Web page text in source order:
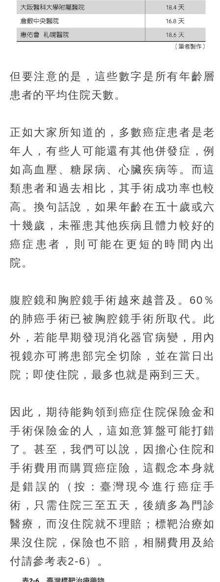
但要注意的是，這些數字是所有年齡層
患者的平均住院天數。
正如大家所知道的，多數癌症患者是老
年人，有些人可能還有其他併發症，例
如高血壓、糖尿病、心臟疾病等。而這
類患者和過去相比，其手術成功率也較
高。換句話說，如果年齡在五十歲或六
十幾歲，未罹患其他疾病且體力較好的
癌症患者，則可能在更短的時間內出
院。
腹腔鏡和胸腔鏡手術越來越普及。60％
的肺癌手術已被胸腔鏡手術所取代。此
外，若能早期發現消化器官病變，用內
視鏡亦可將患部完全切除，並在當日出
院；即使住院，最多也就是兩到三天。
因此，期待能夠領到癌症住院保險金和
手術保險金的人，這如意算盤可能打錯
了。甚至，我們可以說，因擔心住院和
手術費用而購買癌症險，這觀念本身就
是錯誤的（按：臺灣現今進行癌症手
術，只需住院三至五天，後續多為門診
醫療，而沒住院就不理賠；標靶治療如
果沒住院，保險也不賠，相關費用及給
付請參考表2-6）。